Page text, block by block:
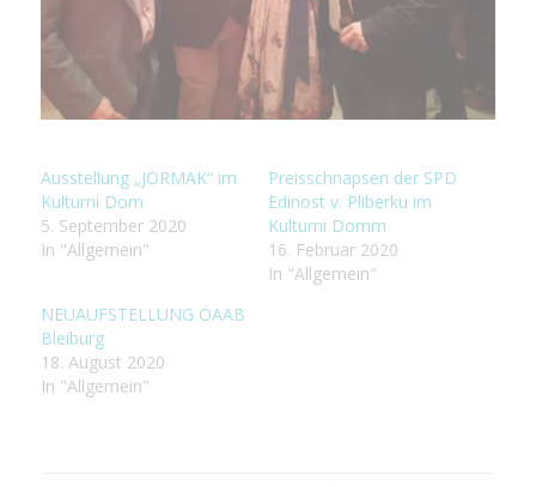
Ausstellung „JORMAK“ im
Kulturni Dom
5. September 2020
In "Allgemein"
Preisschnapsen der SPD
Edinost v. Pliberku im
Kulturni Domm
16. Februar 2020
In "Allgemein"
NEUAUFSTELLUNG ÖAAB
Bleiburg
18. August 2020
In "Allgemein"